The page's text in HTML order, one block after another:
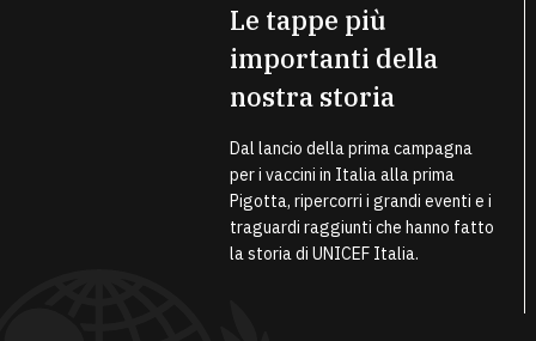
Le tappe più
importanti della
nostra storia
Dal lancio della prima campagna
per i vaccini in Italia alla prima
Pigotta, ripercorri i grandi eventi e i
traguardi raggiunti che hanno fatto
la storia di UNICEF Italia.